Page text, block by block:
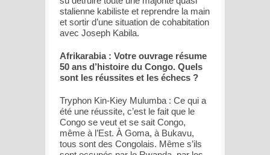
stalienne kabiliste et reprendre la main
et sortir d’une situation de cohabitation
avec Joseph Kabila.
Afrikarabia : Votre ouvrage résume
50 ans d’histoire du Congo. Quels
sont les réussites et les échecs ?
Tryphon Kin-Kiey Mulumba : Ce qui a
été une réussite, c’est le fait que le
Congo se veut et se sait Congo,
même à l’Est. À Goma, à Bukavu,
tous sont des Congolais. Même s’ils